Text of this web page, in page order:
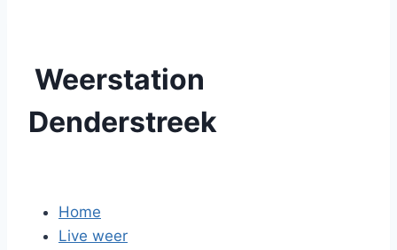
Weerstation
Denderstreek
Home
Live weer